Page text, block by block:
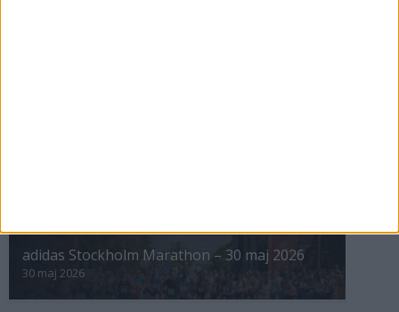
adidas Stockholm Marathon – 30 maj 2026
30 maj 2026